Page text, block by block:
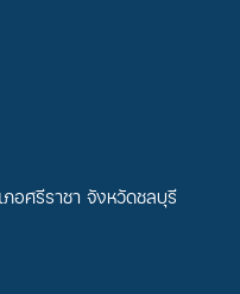
อศรีราชา จังหวัดชลบุรี